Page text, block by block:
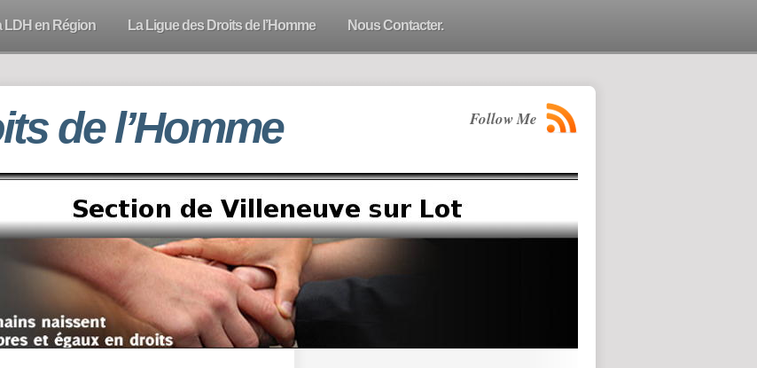
LDH en Région La Ligue des Droits de l’Homme Nous Contacter.
de l’Homme Follow Me